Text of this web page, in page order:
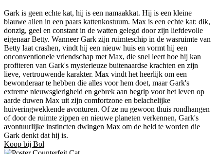
Gark is geen echte kat, hij is een namaakkat. Hij is een kleine
blauwe alien in een paars kattenkostuum. Max is een echte kat: dik,
donzig, geel en constant in de watten gelegd door zijn liefdevolle
eigenaar Betty. Wanneer Gark zijn ruimteschip in de wasruimte van
Betty laat crashen, vindt hij een nieuw huis en vormt hij een
onconventionele vriendschap met Max, die snel leert hoe hij kan
profiteren van Gark's mysterieuze buitenaardse krachten en zijn
lieve, vertrouwende karakter. Max vindt het heerlijk om een ​​
bewonderaar te hebben die alles voor hem doet, maar Gark's
extreme nieuwsgierigheid en gebrek aan begrip voor het leven op
aarde duwen Max uit zijn comfortzone en belachelijke
huiveringwekkende avonturen. Of ze nu gewoon thuis rondhangen
of door de ruimte zippen en nieuwe planeten verkennen, Gark's
avontuurlijke instincten dwingen Max om de held te worden die
Gark denkt dat hij is.
Koop bij Bol